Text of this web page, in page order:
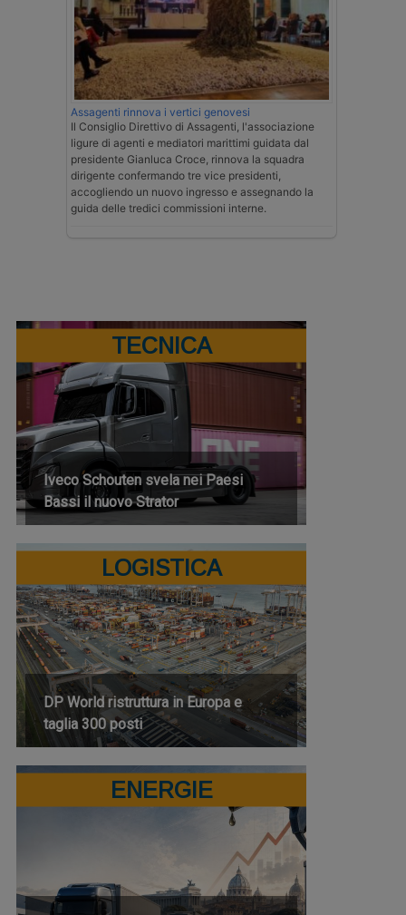
Assagenti rinnova i vertici genovesi
Il Consiglio Direttivo di Assagenti, l'associazione
ligure di agenti e mediatori marittimi guidata dal
presidente Gianluca Croce, rinnova la squadra
dirigente confermando tre vice presidenti,
accogliendo un nuovo ingresso e assegnando la
guida delle tredici commissioni interne.
TECNICA
Iveco Schouten svela nei Paesi
Bassi il nuovo Strator
LOGISTICA
DP World ristruttura in Europa e
taglia 300 posti
ENERGIE